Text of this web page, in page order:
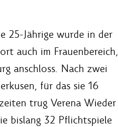
25-Jährige wurde in der
auch im Frauenbereich,
anschloss. Nach zwei
für das sie 16
trug Verena Wieder
bislang 32 Pflichtspiele